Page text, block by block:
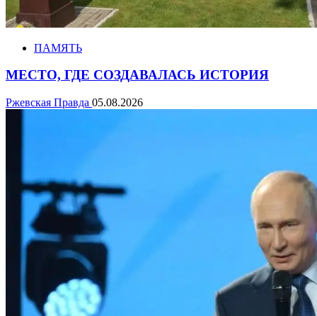
ПАМЯТЬ
МЕСТО, ГДЕ СОЗДАВАЛАСЬ ИСТОРИЯ
Ржевская Правда 05.08.2026